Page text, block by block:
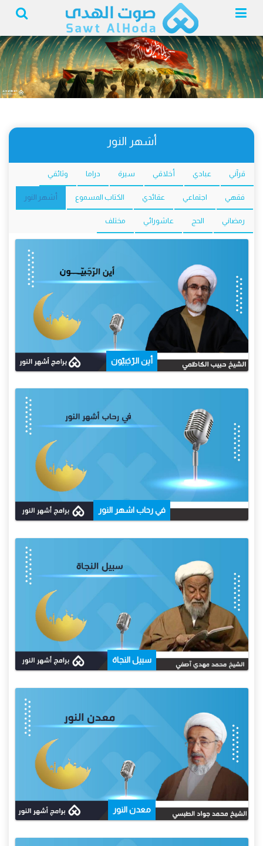
أشهر النور
قرآني عبادي أخلاقي سيرة دراما وثائقي
فقهي اجتماعي عقائدي الكتاب المسموع أشهر النور
رمضاني الحج عاشورائي مختلف
أين الرّجَبيّون
في رحاب اشهر النور
سبيل النجاة
معدن النور